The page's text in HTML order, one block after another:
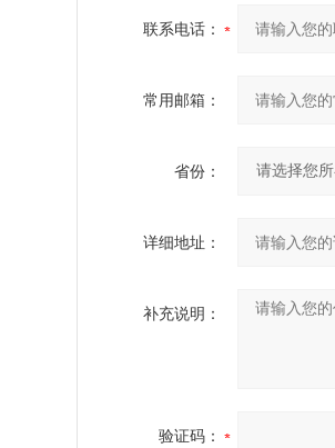
联系电话：
常用邮箱：
省份：
详细地址：
补充说明：
验证码：